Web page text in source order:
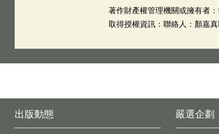
著作財產權管理機關或擁有者
取得授權資訊：聯絡人：顏嘉
出版動態 嚴選企劃